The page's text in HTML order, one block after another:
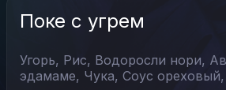
Поке с угрем
Угорь, Рис, Водоросли нори,
эдамаме, Чука, Соус ореховый,